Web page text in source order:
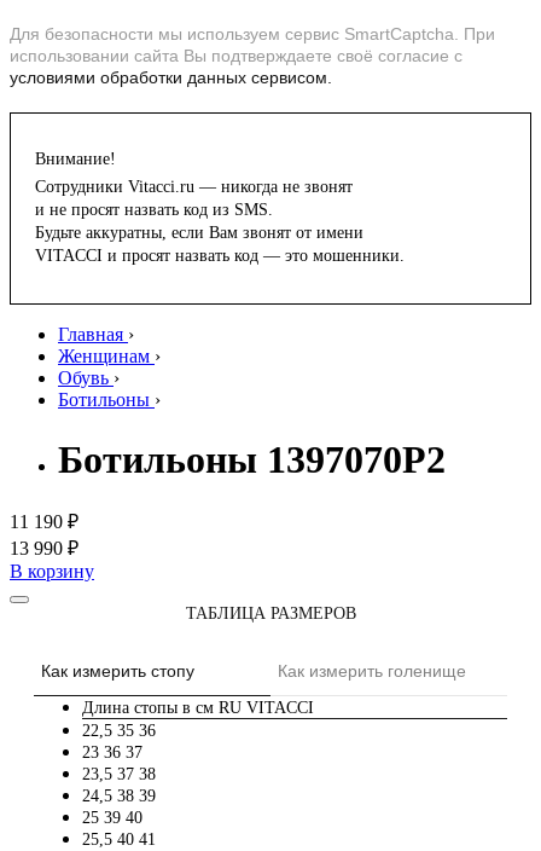
Для безопасности мы используем сервис SmartCaptcha. При
использовании сайта Вы подтверждаете своё согласие с
условиями обработки данных сервисом.
Внимание!
Сотрудники Vitacci.ru — никогда не звонят
и не просят назвать код из SMS.
Будьте аккуратны, если Вам звонят от имени
VITACCI и просят назвать код — это мошенники.
Главная ›
Женщинам ›
Обувь ›
Ботильоны ›
Ботильоны 1397070P2
11 190 ₽
13 990 ₽
В корзину
ТАБЛИЦА РАЗМЕРОВ
Как измерить стопу Как измерить голенище
Длина стопы в см RU VITACCI
22,5 35 36
23 36 37
23,5 37 38
24,5 38 39
25 39 40
25,5 40 41